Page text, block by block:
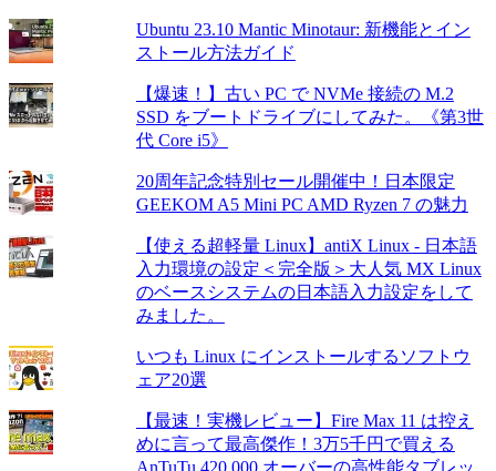
Ubuntu 23.10 Mantic Minotaur: 新機能とイン
ストール方法ガイド
【爆速！】古い PC で NVMe 接続の M.2
SSD をブートドライブにしてみた。《第3世
代 Core i5》
20周年記念特別セール開催中！日本限定
GEEKOM A5 Mini PC AMD Ryzen 7 の魅力
【使える超軽量 Linux】antiX Linux - 日本語
入力環境の設定＜完全版＞大人気 MX Linux
のベースシステムの日本語入力設定をして
みました。
いつも Linux にインストールするソフトウ
ェア20選
【最速！実機レビュー】Fire Max 11 は控え
めに言って最高傑作！3万5千円で買える